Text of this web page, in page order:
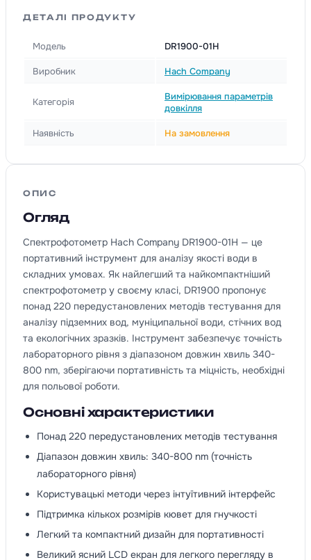
ДЕТАЛІ ПРОДУКТУ
Модель DR1900-01H
Виробник Hach Company
Категорія
Вимірювання параметрів
довкілля
Наявність На замовлення
ОПИС
Огляд
Спектрофотометр Hach Company DR1900-01H — це
портативний інструмент для аналізу якості води в
складних умовах. Як найлегший та найкомпактніший
спектрофотометр у своєму класі, DR1900 пропонує
понад 220 передустановлених методів тестування для
аналізу підземних вод, муніципальної води, стічних вод
та екологічних зразків. Інструмент забезпечує точність
лабораторного рівня з діапазоном довжин хвиль 340-
800 nm, зберігаючи портативність та міцність, необхідні
для польової роботи.
Основні характеристики
Понад 220 передустановлених методів тестування
Діапазон довжин хвиль: 340-800 nm (точність
лабораторного рівня)
Користувацькі методи через інтуїтивний інтерфейс
Підтримка кількох розмірів кювет для гнучкості
Легкий та компактний дизайн для портативності
Великий ясний LCD екран для легкого перегляду в